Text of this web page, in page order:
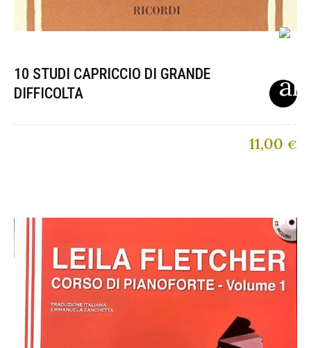
10 STUDI CAPRICCIO DI GRANDE
DIFFICOLTA
11,00 €